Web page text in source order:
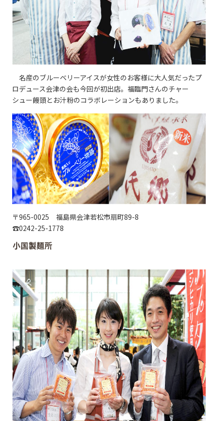
名産のブルーベリーアイスが女性のお客様に大人気だったプ
ロデュース会津の会も今回が初出店。福臨門さんのチャー
シュー饅頭とお汁粉のコラボレーションもありました。
〒965-0025 福島県会津若松市扇町89-8
☎0242-25-1778